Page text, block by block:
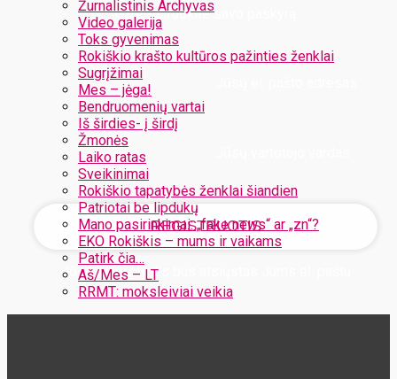
Žurnalistinis Archyvas
Video galerija
Toks gyvenimas
Rokiškio krašto kultūros pažinties ženklai
Sugrįžimai
Mes – jėga!
Bendruomenių vartai
Iš širdies- į širdį
Žmonės
Laiko ratas
Sveikinimai
Rokiškio tapatybės ženklai šiandien
Patriotai be lipdukų
Mano pasirinkimai: „fake news“ ar „zn“?
EKO Rokiškis – mums ir vaikams
Patirk čia…
Aš/Mes – LT
RRMT: moksleiviai veikia
Užregistruokite savo paskyrą
Jūsų slaptažodis bus atsiųstas Jums el. paštu